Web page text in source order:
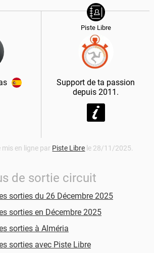
Piste Libre
Support de ta passion
depuis 2011.
en ligne par Piste Libre le 28/11/2025.
de sortie circuit
sorties du 26 Décembre 2025
sorties en Décembre 2025
sorties à Alméria
sorties avec Piste Libre